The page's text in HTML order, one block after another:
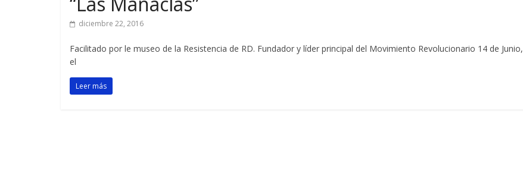
diciembre 22, 2016
Facilitado por le museo de la Resistencia de RD. Fundador y líder principal del Movimiento Revolucionario 14 de Junio,
el
Leer más